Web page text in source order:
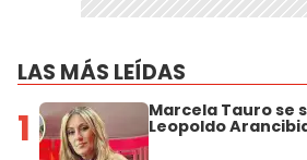
LAS MÁS LEÍDAS
1 Marcela Tauro se
Leopoldo